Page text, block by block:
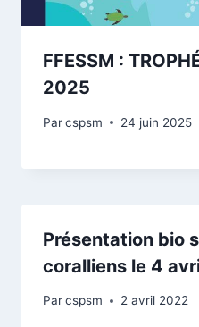
FFESSM :
2025
Parcspsm 24 juin 2025
Présentation bio
coralliens le 4
Parcspsm 2 avril 2022